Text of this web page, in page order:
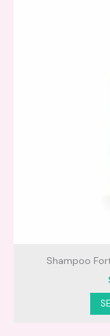
Peinado y
Cuidado y
Shampoo